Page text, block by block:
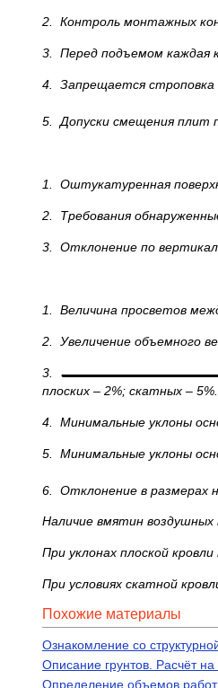
2. Контроль монтажных
3. Перед подъемом каждая
4. Запрещается строповка
5. Допуски смещения плит
1. Оштукатуренная
2. Требования
3. Отклонение по
1. Величина просветов
2. Увеличение объемного
3.
плоских – 2%; скатных – 5%.
4. Минимальные уклоны
5. Минимальные уклоны
6. Отклонение в размерах
Наличие вмятин воздушных
При уклонах плоской
При условиях скатной
Похожие материалы
Ознакомление со
Описание грунтов. Расчёт
Определение объемов работ